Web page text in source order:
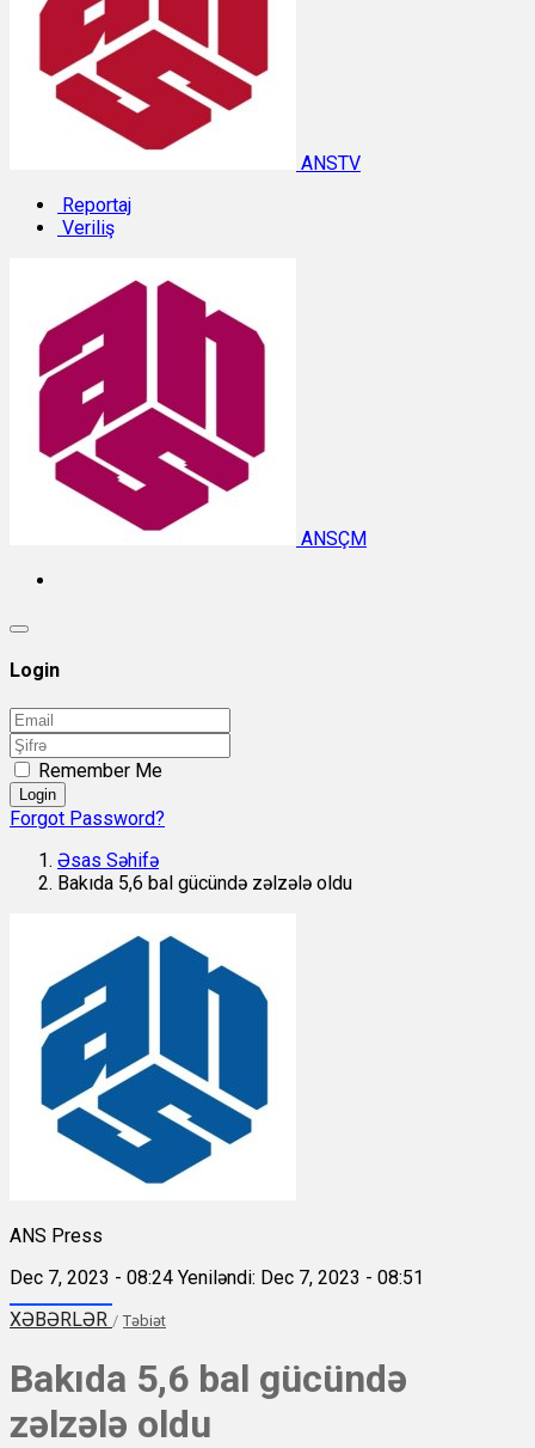
ANSTV
Reportaj
Veriliş
ANSÇM
Login
Remember Me
Login
Forgot Password?
Əsas Səhifə
Bakıda 5,6 bal gücündə zəlzələ oldu
ANS Press
Dec 7, 2023 - 08:24 Yeniləndi: Dec 7, 2023 - 08:51
XƏBƏRLƏR / Təbiət
Bakıda 5,6 bal gücündə
zəlzələ oldu